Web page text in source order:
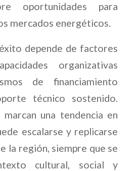
oportunidades para
mercados energéticos.
depende de factores
organizativas
de financiamiento
técnico sostenido.
una tendencia en
escalarse y replicarse
la región, siempre que se
cultural, social y